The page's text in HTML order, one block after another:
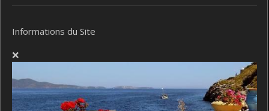
Informations du Site
❌